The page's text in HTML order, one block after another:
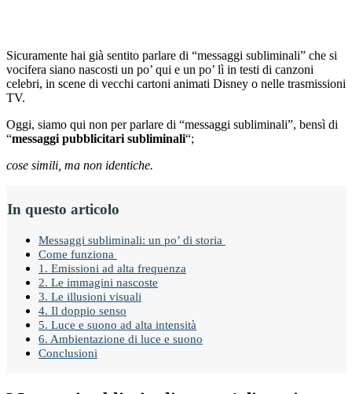
Sicuramente hai già sentito parlare di “messaggi subliminali” che si
vocifera siano nascosti un po’ qui e un po’ lì in testi di canzoni
celebri, in scene di vecchi cartoni animati Disney o nelle trasmissioni
TV.
Oggi, siamo qui non per parlare di “messaggi subliminali”, bensì di
“messaggi pubblicitari subliminali“;
cose simili, ma non identiche.
In questo articolo
Messaggi subliminali: un po’ di storia
Come funziona
1. Emissioni ad alta frequenza
2. Le immagini nascoste
3. Le illusioni visuali
4. Il doppio senso
5. Luce e suono ad alta intensità
6. Ambientazione di luce e suono
Conclusioni